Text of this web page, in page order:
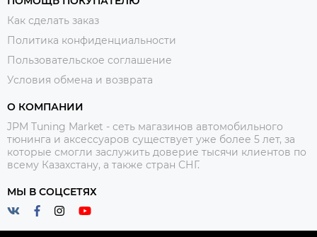
Как сделать заказ
Политика конфиденциальности
Пользовательское соглашение
Условия обмена и возврата
О КОМПАНИИ
JPM Tuning Market - сеть магазинов автомобильного
тюнинга и аксессуаров существует уже более 5 лет, за
которые смогли заслужить доверие тысячи клиентов по
всему Казахстану, а также стран СНГ.
МЫ В СОЦСЕТЯХ